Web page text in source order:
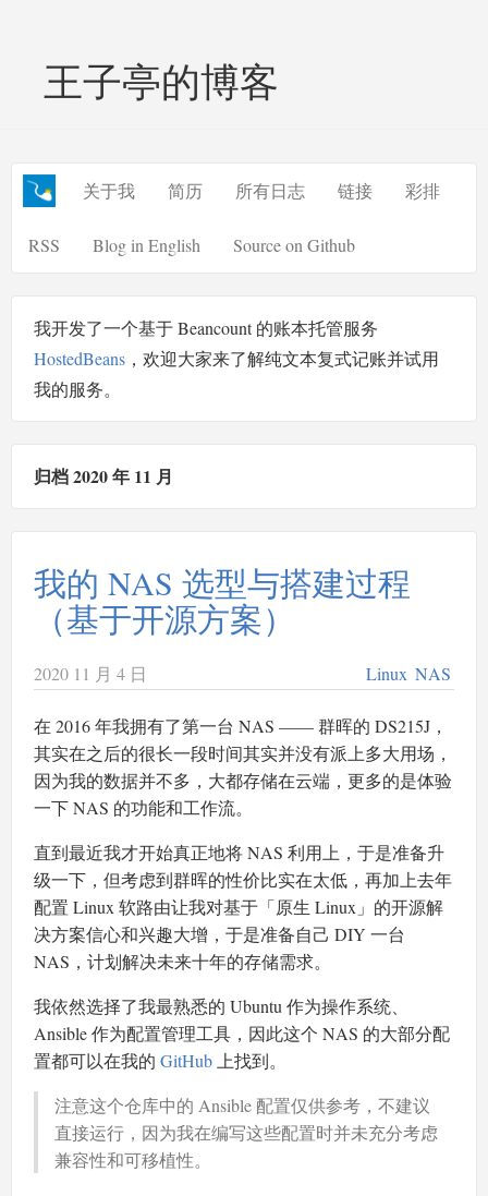
王子亭的博客
关于我 简历 所有日志 链接 彩排
RSS Blog in English Source on Github
我开发了一个基于 Beancount 的账本托管服务
HostedBeans ，欢迎大家来了解纯文本复式记账并试用
我的服务。
归档 2020 年 11 月
我的 NAS 选型与搭建过程
（基于开源方案）
2020 11 月 4 日 Linux NAS
在 2016 年我拥有了第一台 NAS —— 群晖的 DS215J，
其实在之后的很长一段时间其实并没有派上多大用场，
因为我的数据并不多，大都存储在云端，更多的是体验
一下 NAS 的功能和工作流。
直到最近我才开始真正地将 NAS 利用上，于是准备升
级一下，但考虑到群晖的性价比实在太低，再加上去年
配置 Linux 软路由让我对基于「原生 Linux」的开源解
决方案信心和兴趣大增，于是准备自己 DIY 一台
NAS，计划解决未来十年的存储需求。
我依然选择了我最熟悉的 Ubuntu 作为操作系统、
Ansible 作为配置管理工具，因此这个 NAS 的大部分配
置都可以在我的 GitHub 上找到。
注意这个仓库中的 Ansible 配置仅供参考，不建议
直接运行，因为我在编写这些配置时并未充分考虑
兼容性和可移植性。